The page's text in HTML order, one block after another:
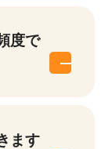
度で
ます